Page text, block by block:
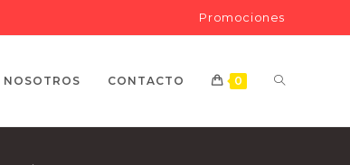
Promociones
NOSOTROS CONTACTO 0